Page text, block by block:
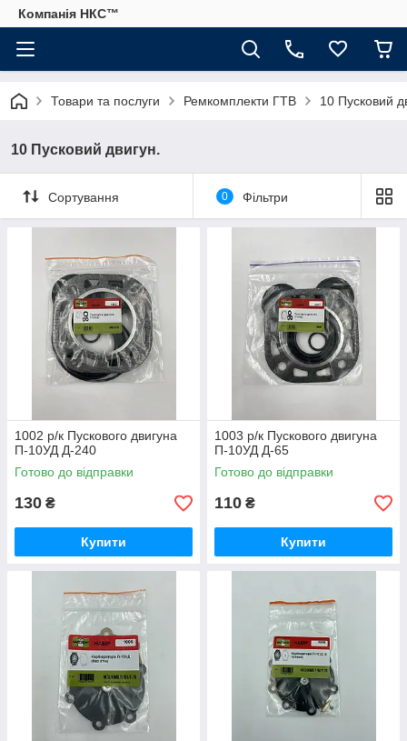
Компанія НКС™
Товари та послуги Ремкомплекти ГТВ 10 Пусковий
10 Пусковий двигун.
Сортування 0 Фільтри
1002 р/к Пускового двигуна
П-10УД Д-240
Готово до відправки
130 ₴
Купити
1003 р/к Пускового двигуна
П-10УД Д-65
Готово до відправки
110 ₴
Купити